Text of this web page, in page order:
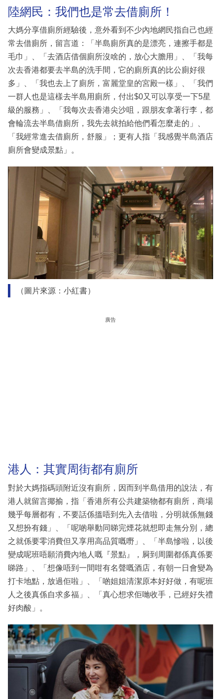
陸網民：我們也是常去借廁所！
大媽分享借廁所經驗後，意外看到不少內地網民指自己也經
常去借廁所，留言道：「半島廁所真的是漂亮，連擦手都是
毛巾」、「去酒店借個廁所沒啥的，放心大膽用」、「我每
次去香港都要去半島的洗手間，它的廁所真的比公廁好很
多」、「我也去上了廁所，富麗堂皇的宮殿一樣」、「我們
一群人也是這樣去半島用廁所，付出$0又可以享受一下5星
級的服務」、「我每次去香港尖沙咀，跟朋友拿著行李，都
會輪流去半島借廁所，我先去就拍給他們看怎麼走的」、
「我經常進去借廁所，舒服」；更有人指「我感覺半島酒店
廁所會變成景點」。
（圖片來源：小紅書）
廣告
港人：其實周街都有廁所
對於大媽指碼頭附近沒有廁所，因而到半島借用的說法，有
港人就留言揶揄，指「香港所有公共建築物都有廁所，商場
幾乎每層都有，不要話係搵唔到先入去借啦，分明就係無錢
又想扮有錢」、「呢啲舉動同睇完煙花就想即走無分別，總
之就係要零消費但又享用高品質嘅嘢」、「半島慘啦，以後
變成呢班唔願消費內地人嘅『景點』，屙到周圍都係真係要
睇路」、「想像唔到一間咁有名聲嘅酒店，有朝一日會變為
打卡地點，放過佢啦」、「啲姐姐清潔原本好好做，有呢班
人之後真係自求多福」、「真心想求佢哋收手，已經好失禮
好肉酸」。